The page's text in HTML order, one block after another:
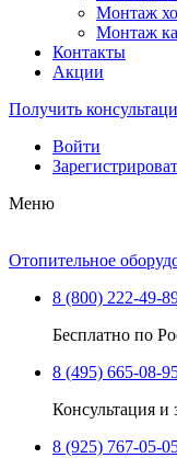
Монтаж
Монтаж
Контакты
Акции
Получить
Войти
Меню
Отопительное
8 (800) 222-49-
Бесплатно по
8 (495) 665-08-
Консультация и
8 (925) 767-05-